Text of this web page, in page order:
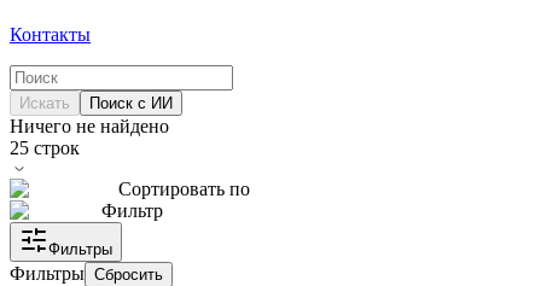
Контакты
Искать Поиск с ИИ
Ничего не найдено
25 строк
Сортировать по
Фильтр
Фильтры
Фильтры Сбросить